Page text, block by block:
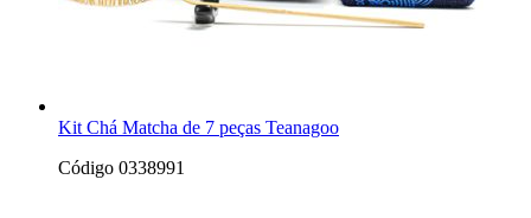
Kit Chá Matcha de 7 peças Teanagoo
Código 0338991